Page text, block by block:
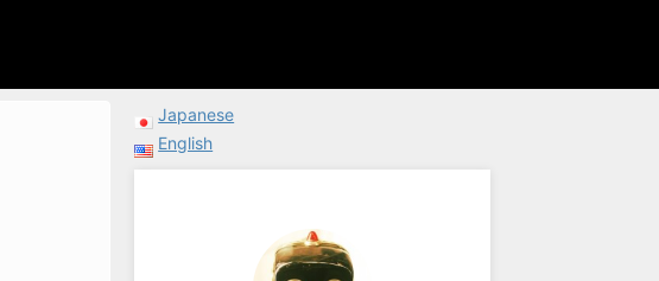
Japanese
English